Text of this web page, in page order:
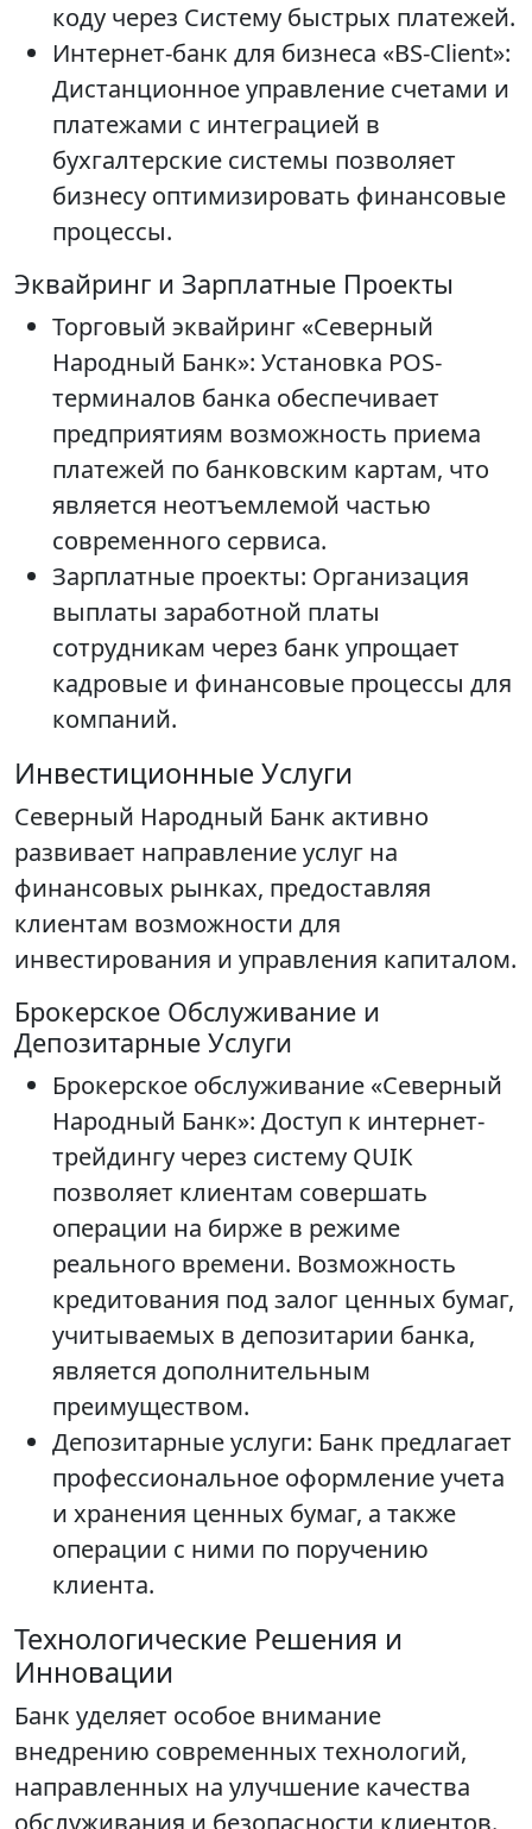
коду через Систему быстрых платежей.
Интернет-банк для бизнеса «BS-Client»:
Дистанционное управление счетами и
платежами с интеграцией в
бухгалтерские системы позволяет
бизнесу оптимизировать финансовые
процессы.
Эквайринг и Зарплатные Проекты
Торговый эквайринг «Северный
Народный Банк»: Установка POS-
терминалов банка обеспечивает
предприятиям возможность приема
платежей по банковским картам, что
является неотъемлемой частью
современного сервиса.
Зарплатные проекты: Организация
выплаты заработной платы
сотрудникам через банк упрощает
кадровые и финансовые процессы для
компаний.
Инвестиционные Услуги
Северный Народный Банк активно
развивает направление услуг на
финансовых рынках, предоставляя
клиентам возможности для
инвестирования и управления капиталом.
Брокерское Обслуживание и
Депозитарные Услуги
Брокерское обслуживание «Северный
Народный Банк»: Доступ к интернет-
трейдингу через систему QUIK
позволяет клиентам совершать
операции на бирже в режиме
реального времени. Возможность
кредитования под залог ценных бумаг,
учитываемых в депозитарии банка,
является дополнительным
преимуществом.
Депозитарные услуги: Банк предлагает
профессиональное оформление учета
и хранения ценных бумаг, а также
операции с ними по поручению
клиента.
Технологические Решения и
Инновации
Банк уделяет особое внимание
внедрению современных технологий,
направленных на улучшение качества